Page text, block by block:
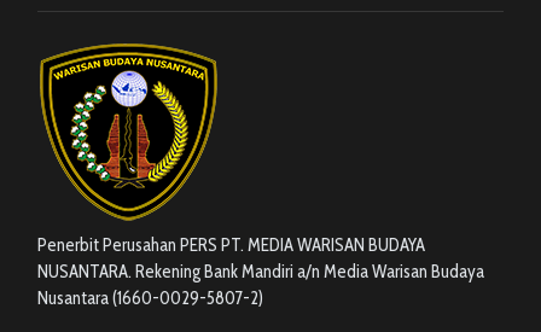
Penerbit Perusahan PERS PT. MEDIA WARISAN BUDAYA
NUSANTARA. Rekening Bank Mandiri a/n Media Warisan Budaya
Nusantara (1660-0029-5807-2)